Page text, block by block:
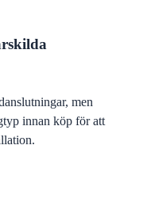
men
innan köp för att